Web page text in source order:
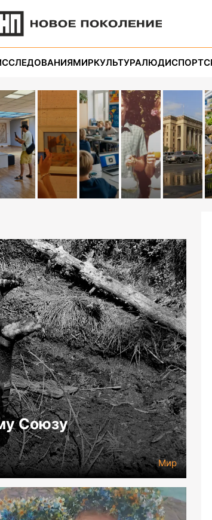
МИРКУЛЬТУРАЛЮДИСПОРТ
Союзу
Мир